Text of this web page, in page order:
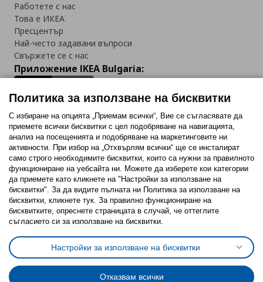
Работете с нас
Това е ИКЕА
Пресцентър
Най-често задавани въпроси
Свържете се с нас
Приложение IKEA Bulgaria:
Последвайте ни:
FacebookTwitterYoutubePinterestInstagram
Политика за използване на бисквитки (Cookies)
Избор на настройки за използване на бисквитки
Условия за ползване на ikea.bgОбща политика за личните данни
Политика за защита на личните данни на ikea.bg
Общи условия на програма IKEA Family
Политика за използване на бисквитки
С избиране на опцията „Приемам всички“, Вие се съгласявате да
приемете всички бисквитки с цел подобряване на навигацията,
анализ на посещенията и подобряване на маркетинговите ни
активности. При избор на „Отхвърлям всички“ ще се инсталират
само строго необходимитe бисквитки, които са нужни за правилното
функциониране на уебсайта ни. Можете да изберете кои категории
да приемете като кликнете на "Настройки за използване на
бисквитки". За да видите пълната ни Политика за използване на
бисквитки, кликнете тук. За правилно функциониране на
бисквитките, опреснете страницата в случай, че оттеглите
съгласието си за използване на бисквитки.
Настройки за използване на бисквитки
Отказвам всички